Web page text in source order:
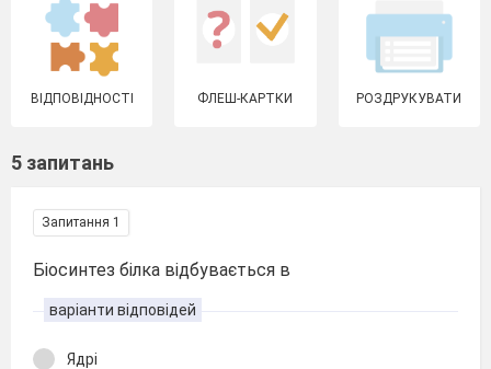
ВІДПОВІДНОСТІ ФЛЕШ-КАРТКИ РОЗДРУКУВАТИ
5 запитань
Запитання 1
Біосинтез білка відбувається в
варіанти відповідей
Ядрі